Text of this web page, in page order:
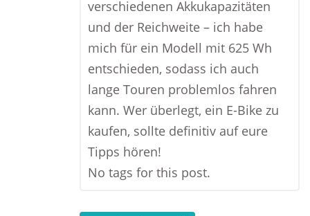
verschiedenen Akkukapazitäten
und der Reichweite – ich habe
mich für ein Modell mit 625 Wh
entschieden, sodass ich auch
lange Touren problemlos fahren
kann. Wer überlegt, ein E-Bike zu
kaufen, sollte definitiv auf eure
Tipps hören!
No tags for this post.